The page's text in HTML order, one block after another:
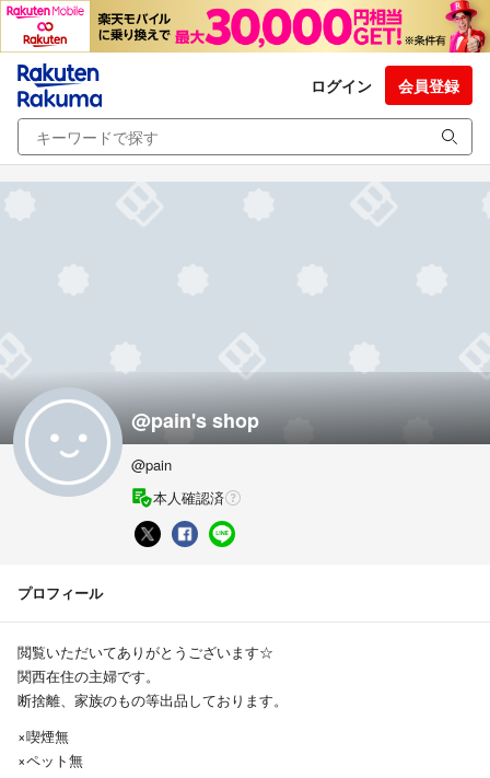
ログイン 会員登録
@pain's shop
@pain
本人確認済
プロフィール
閲覧いただいてありがとうございます☆
関西在住の主婦です。
断捨離、家族のもの等出品しております。
×喫煙無
×ペット無